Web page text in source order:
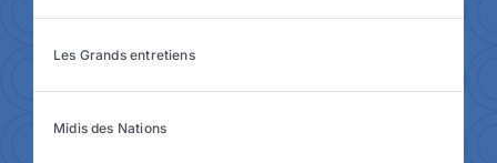
Les Grands entretiens
Midis des Nations